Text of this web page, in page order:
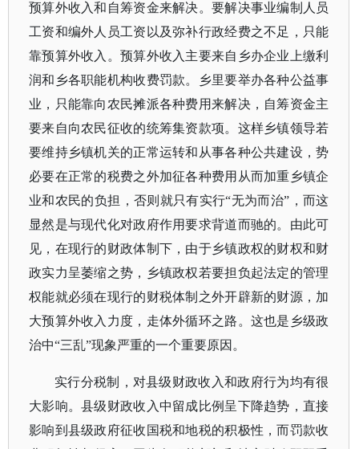
预算外收入和自筹资金来解决。要解决事业编制人员
工资和编外人员工资以及弥补行政经费之不足，只能
靠预算外收入。预算外收入主要来自乡办企业上缴利
润和乡各职能机构收费罚款。乡里要举办各种公益事
业，只能靠向农民摊派各种费用来解决，自筹资金主
要来自向农民征收的统筹集资款项。这样乡镇领导若
要维持乡镇机关的正常运转和从事各种公共建设，势
必要在正常的税费之外加征各种费用从而加重乡镇企
业和农民的负担，否则就只有实行“无为而治”，而这
显然是与现代化对政府作用要求背道而驰的。由此可
见，在现行的财政体制下，由于乡镇政权的财权和财
政实力呈萎缩之势，乡镇政权若要担负起法定的管理
权能就必须在现行的财税体制之外开辟新的财源，加
大预算外收入力度，走体外循环之路。这也是乡级政
治中“三乱”现象严重的一个重要原因。
实行分税制，对县级财政收入和政府行为均有很
大影响。县级财政收入中留成比例呈下降趋势，直接
影响到县级政府征收国税和地税的积极性，而罚款收